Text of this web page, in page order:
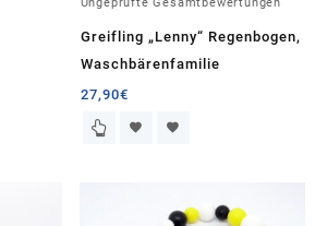
5.00
Greifling „Lenny“ Regenbogen,
Waschbärenfamilie
27,90€